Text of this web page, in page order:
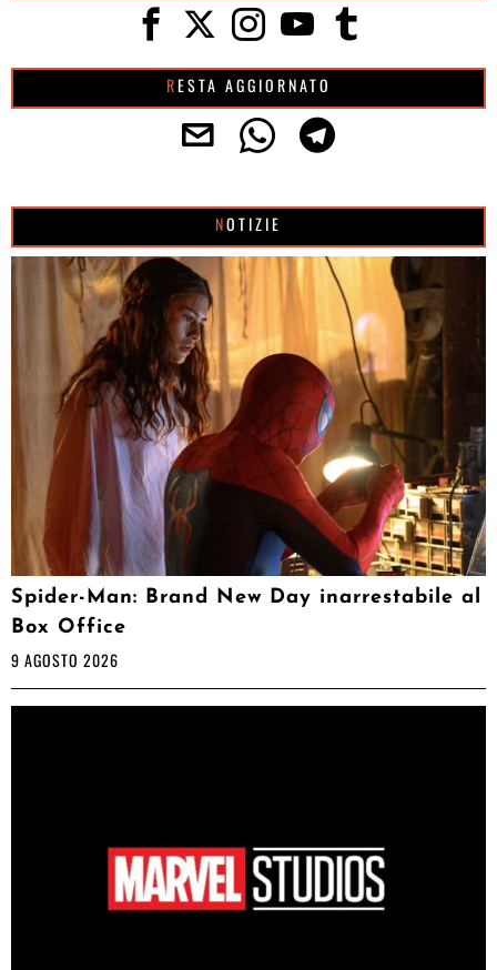
RESTA AGGIORNATO
NOTIZIE
Spider-Man: Brand New Day inarrestabile al
Box Office
9 AGOSTO 2026